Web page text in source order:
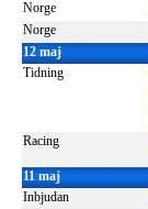
Norge
Norge
12 maj
Tidning
Racing
11 maj
Inbjudan